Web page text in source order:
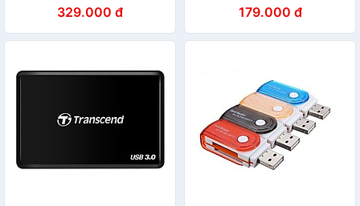
Hàng chính hãng
329.000 đ 179.000 đ